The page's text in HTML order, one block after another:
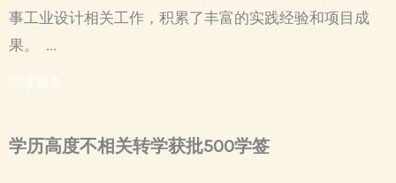
事工业设计相关工作，积累了丰富的实践经验和项目成
果。 ...
阅读更多
学历高度不相关转学获批500学签